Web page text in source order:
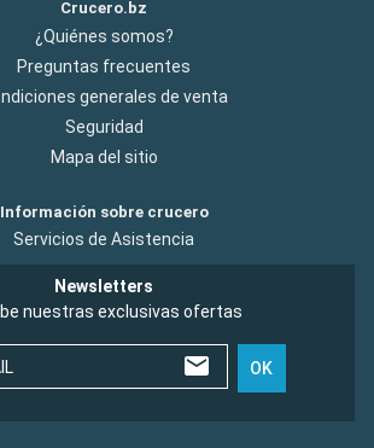
Crucero.bz
¿Quiénes somos?
Preguntas frecuentes
generales de venta
Seguridad
Mapa del sitio
Información sobre crucero
Servicios de Asistencia
Newsletters
nuestras exclusivas ofertas
OK